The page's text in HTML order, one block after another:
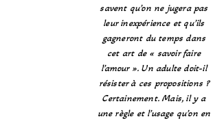
savent qu’on ne jugera pas
leur inexpérience et qu’ils
gagneront du temps dans
cet art de « savoir faire
l’amour ». Un adulte doit-il
résister à ces propositions ?
Certainement. Mais, il y a
une règle et l’usage qu’on en